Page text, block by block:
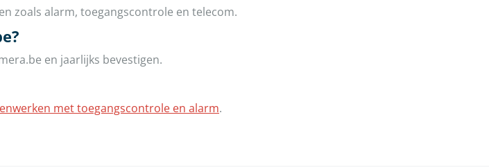
zoals alarm, toegangscontrole en telecom.
en jaarlijks bevestigen.
met toegangscontrole en alarm.